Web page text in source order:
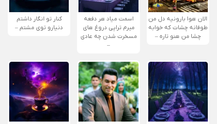
الان هوا بارونیه دل من
طوفانه چشات که خوابه
چشا من هنو تاره –
اسمت میاد هر دفعه
میرم تراپی دروغ‌ های
مسخرت شدن چه عادی
–
کنار تو انگار داشتم
دنیارو توی مشتم –